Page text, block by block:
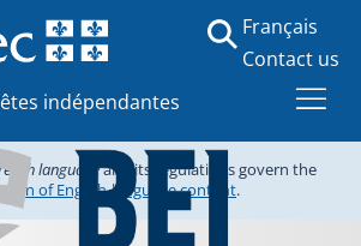
indépendantes
Français
Contact us
languageand its regulations govern the
of English-language content.